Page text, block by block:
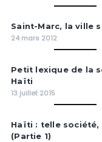
Saint-Marc, la ville
24 mars 2012
Petit lexique de la
Haïti
13 juillet 2015
Haïti : telle société,
(Partie 1)